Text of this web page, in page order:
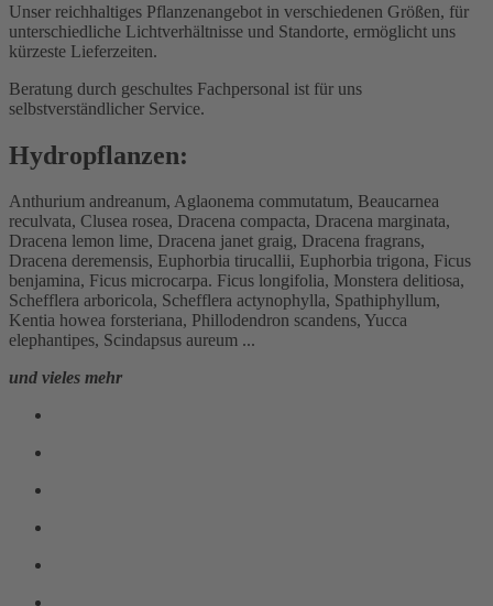
Unser reichhaltiges Pflanzenangebot in verschiedenen Größen, für
unterschiedliche Lichtverhältnisse und Standorte, ermöglicht uns
kürzeste Lieferzeiten.
Beratung durch geschultes Fachpersonal ist für uns
selbstverständlicher Service.
Hydropflanzen:
Anthurium andreanum, Aglaonema commutatum, Beaucarnea
reculvata, Clusea rosea, Dracena compacta, Dracena marginata,
Dracena lemon lime, Dracena janet graig, Dracena fragrans,
Dracena deremensis, Euphorbia tirucallii, Euphorbia trigona, Ficus
benjamina, Ficus microcarpa. Ficus longifolia, Monstera delitiosa,
Schefflera arboricola, Schefflera actynophylla, Spathiphyllum,
Kentia howea forsteriana, Phillodendron scandens, Yucca
elephantipes, Scindapsus aureum ...
und vieles mehr